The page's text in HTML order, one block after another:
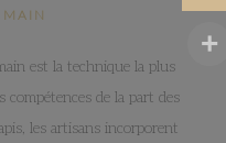
est la technique la plus
compétences de la part des
les artisans incorporent